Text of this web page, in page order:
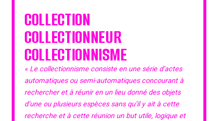
COLLECTION
COLLECTIONNEUR
COLLECTIONNISME
« Le collectionnisme consiste en une série d’actes
automatiques ou semi-automatiques concourant à
rechercher et à réunir en un lieu donné des objets
d’une ou plusieurs espèces sans qu’il y ait à cette
recherche et à cette réunion un but utile, logique et